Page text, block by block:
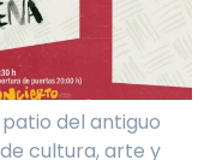
patio del antiguo
cultura, arte y